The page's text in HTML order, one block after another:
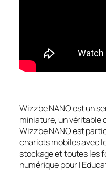
Wizzbe NANO est un
miniature, un véritable
Wizzbe NANO est
chariots mobiles avec
stockage et toutes les
numérique pour l